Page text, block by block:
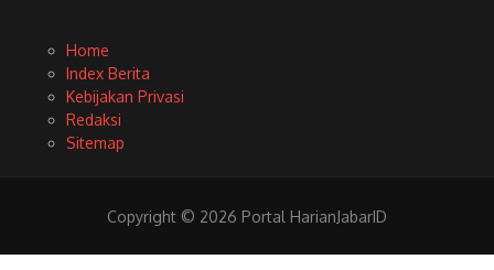
Home
Index Berita
Kebijakan Privasi
Redaksi
Sitemap